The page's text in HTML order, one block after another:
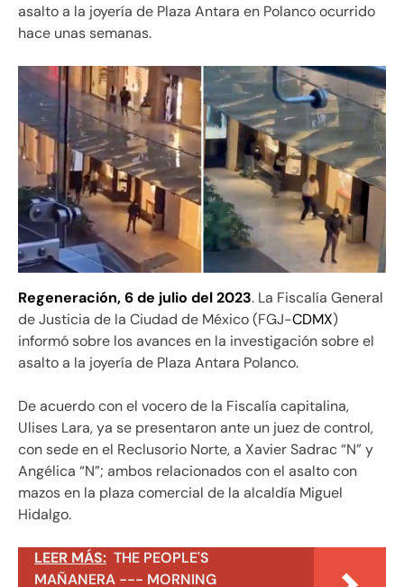
asalto a la joyería de Plaza Antara en Polanco ocurrido
hace unas semanas.
Regeneración, 6 de julio del 2023. La Fiscalía General
de Justicia de la Ciudad de México (FGJ-CDMX)
informó sobre los avances en la investigación sobre el
asalto a la joyería de Plaza Antara Polanco.
De acuerdo con el vocero de la Fiscalía capitalina,
Ulises Lara, ya se presentaron ante un juez de control,
con sede en el Reclusorio Norte, a Xavier Sadrac “N” y
Angélica “N”; ambos relacionados con el asalto con
mazos en la plaza comercial de la alcaldía Miguel
Hidalgo.
LEER MÁS: THE PEOPLE'S
MAÑANERA --- MORNING